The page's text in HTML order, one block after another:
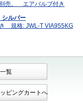
売。 エアバルブ付き
ルバー
規格: JWL-T VIA955KG
覧
ピングカートへ